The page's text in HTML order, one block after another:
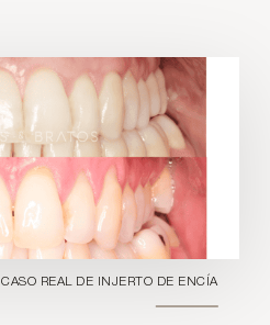
CASO REAL DE INJERTO DE ENCÍA